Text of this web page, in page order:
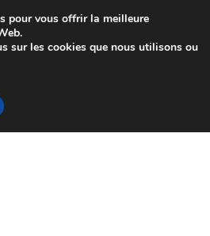
à partir de 7 EUR
de 9 h à 16 h
pour vous offrir la meilleure
sur les cookies que nous utilisons ou